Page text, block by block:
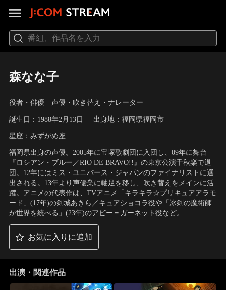
森なな子
役者・俳優 声優・吹き替え・ナレーター
誕生日：1988年2月13日 出身地：福岡県福岡市
星座：みずがめ座
福岡県出身の声優。2005年に宝塚歌劇団に入団し、09年に舞台
『ロシアン・ブルー／RIO DE BRAVO!!』の東京公演千秋楽で退
団。12年にはミス・ユニバース・ジャパンのファイナリストに選
出される。13年より声優業に軸足を移し、吹き替えをメインに活
躍。アニメの代表作は、TVアニメ「キラキラ☆プリキュアアラモ
ード」(17年)の剣城あきら／キュアショコラ役や「冰剣の魔術師
が世界を統べる」(23年)のアビー＝ガーネット役など。
お気に入りに追加
出演・関連作品